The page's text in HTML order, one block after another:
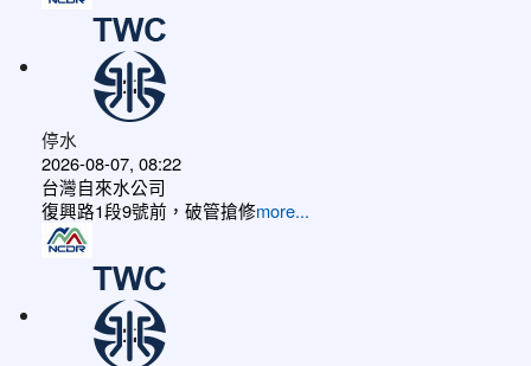
停水
2026-08-07, 08:22
台灣自來水公司
復興路1段9號前，破管搶修more...